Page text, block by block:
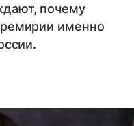
почему
именно